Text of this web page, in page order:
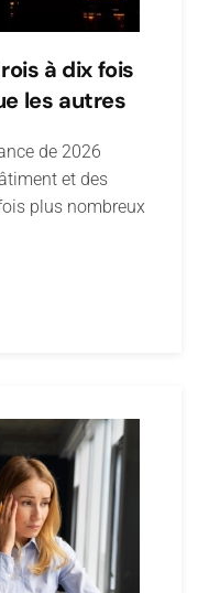
à dix fois
les autres
de 2026
et des
plus nombreux